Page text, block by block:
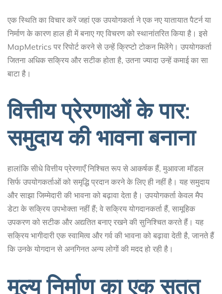
एक स्थिति का विचार करें जहां एक उपयोगकर्ता ने एक नए यातायात पैटर्न या
निर्माण के कारण हाल ही में बनाए गए विचरण को स्थानांतरित किया है। इसे
MapMetrics पर रिपोर्ट करने से उन्हें क्रिप्टो टोकन मिलेंगे। उपयोगकर्ता
जितना अधिक सक्रिय और सटीक होता है, उतना ज्यादा उन्हें कमाई का सा
बाटा है।
वित्तीय प्रेरणाओं के पार:
समुदाय की भावना बनाना
हालांकि सीधे वित्तीय प्रेरणाएँ निश्चित रूप से आकर्षक हैं, मुआवजा मॉडल
सिर्फ उपयोगकर्ताओं को समृद्धि प्रदान करने के लिए ही नहीं है। यह समुदाय
और साझा जिम्मेदारी की भावना को बढ़ावा देता है। उपयोगकर्ता केवल मैप
डेटा के सक्रिय उपभोक्ता नहीं हैं; वे सक्रिय योगदानकर्ता हैं, सामूहिक
उपकरण को सटीक और अद्यतित बनाए रखने की सुनिश्चित करते हैं। यह
सक्रिय भागीदारी एक स्वामित्व और गर्व की भावना को बढ़ावा देती है, जानते हैं
कि उनके योगदान से अनगिनत अन्य लोगों की मदद हो रही है।
मूल्य निर्माण का एक सतत